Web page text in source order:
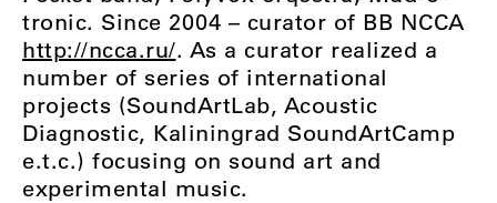
tronic. Since 2004 – curator of BB NCCA
http://ncca.ru/. As a curator realized a
number of series of international
projects (SoundArtLab, Acoustic
Diagnostic, Kaliningrad SoundArtCamp
e.t.c.) focusing on sound art and
experimental music.